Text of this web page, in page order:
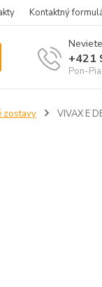
Kontaktný
+421
Pon-
zostavy VIVAX E